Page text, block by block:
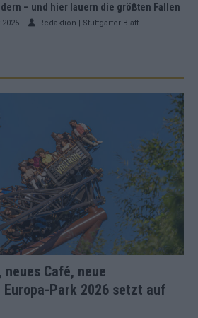
– und hier lauern die größten Fallen
Redaktion | Stuttgarter Blatt
neues Café, neue
Park 2026 setzt auf